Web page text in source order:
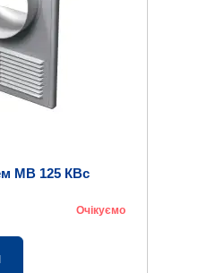
МВ 125 КВс
Очікуємо